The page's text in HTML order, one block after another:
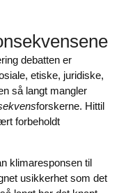
debatten er
etiske, juridiske,
så langt mangler
forskerne. Hittil
forbeholdt
klimaresponsen til
usikkerhet som det